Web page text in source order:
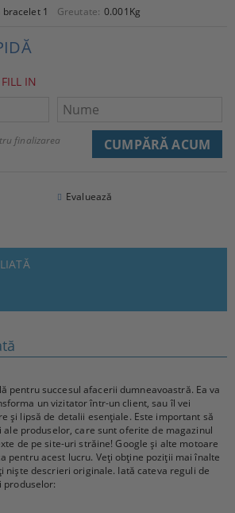
bracelet 1 Greutate: 0.001 Kg
IN
finalizarea
Evaluează
pentru succesul afacerii dumneavoastră. Ea va
un vizitator într-un client, sau îl vei
și lipsă de detalii esențiale. Este important să
produselor, care sunt oferite de magazinul
de pe site-uri străine! Google și alte motoare
pentru acest lucru. Veți obține poziții mai înalte
niște descrieri originale. Iată cateva reguli de
produselor: